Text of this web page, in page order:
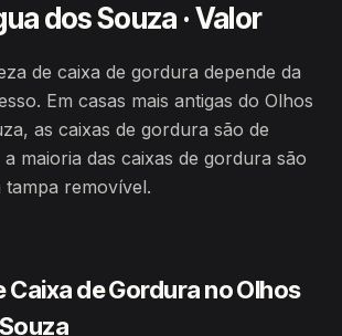
dos Souza · Valor
de caixa de gordura depende da
Em casas mais antigas do Olhos
as caixas de gordura são de
maioria das caixas de gordura são
removível.
Caixa de Gordura no Olhos